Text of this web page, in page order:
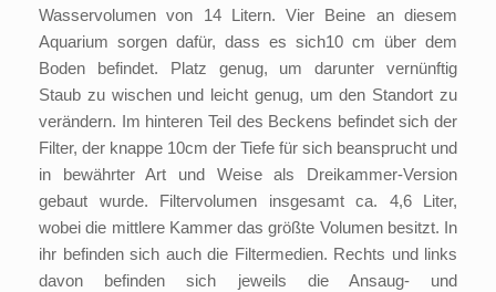
Wasservolumen von 14 Litern. Vier Beine an diesem
Aquarium sorgen dafür, dass es sich10 cm über dem
Boden befindet. Platz genug, um darunter vernünftig
Staub zu wischen und leicht genug, um den Standort zu
verändern. Im hinteren Teil des Beckens befindet sich der
Filter, der knappe 10cm der Tiefe für sich beansprucht und
in bewährter Art und Weise als Dreikammer-Version
gebaut wurde. Filtervolumen insgesamt ca. 4,6 Liter,
wobei die mittlere Kammer das größte Volumen besitzt. In
ihr befinden sich auch die Filtermedien. Rechts und links
davon befinden sich jeweils die Ansaug- und